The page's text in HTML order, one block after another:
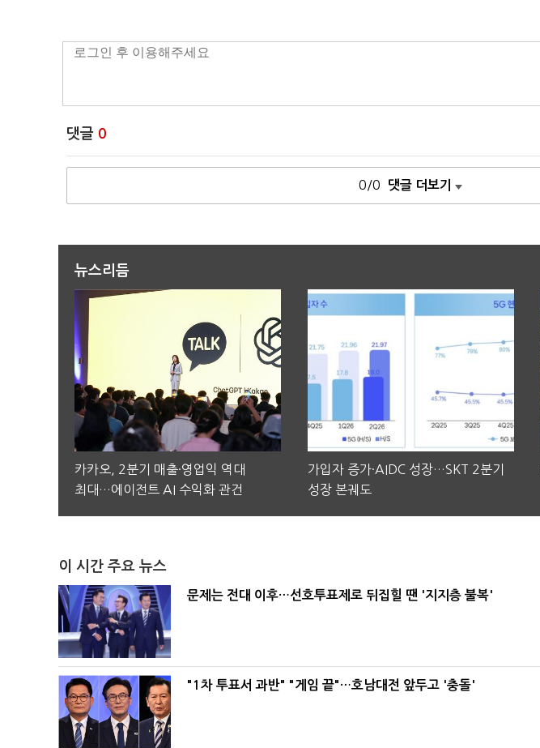
댓글 0
0/0 댓글 더보기
뉴스리듬
카카오, 2분기 매출·영업익 역대
최대…에이전트 AI 수익화 관건
가입자 증가·AIDC 성장…SKT 2분기
성장 본궤도
이 시간 주요 뉴스
문제는 전대 이후…선호투표제로 뒤집힐 땐 '지지층 불복'
"1차 투표서 과반" "게임 끝"…호남대전 앞두고 '충돌'